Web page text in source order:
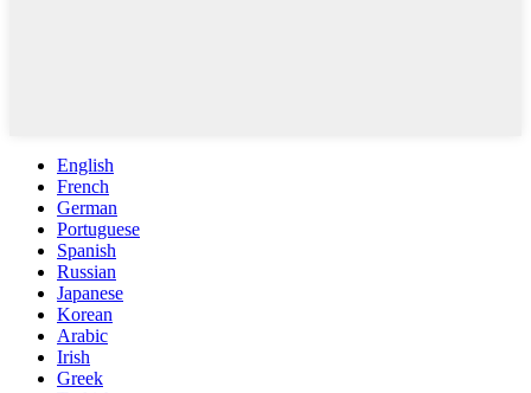
English
French
German
Portuguese
Spanish
Russian
Japanese
Korean
Arabic
Irish
Greek